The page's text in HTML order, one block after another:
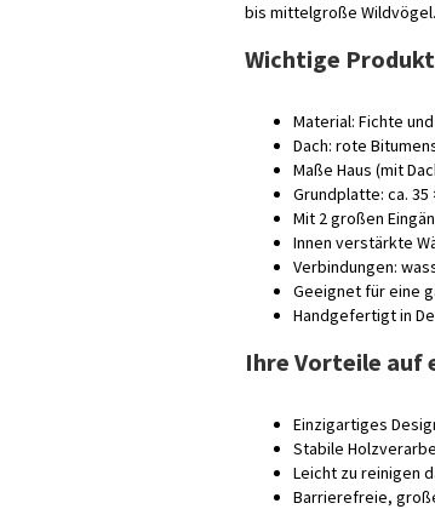
bis mittelgroße Wildvögel.
Wichtige
Material: Fichte
Dach: rote
Maße Haus (mit
Grundplatte: ca. 35
Mit 2 großen
Innen verstärkte
Verbindungen:
Geeignet für eine
Handgefertigt in
Ihre Vorteile auf
Einzigartiges
Stabile
Leicht zu reinigen
Barrierefreie,